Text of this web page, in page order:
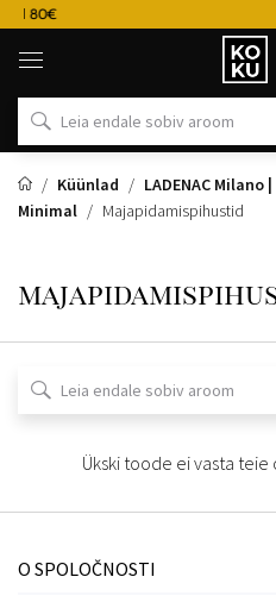
parfüümid
kellad
ühes
Küünlad
LADENAC
Minimal
Majapidamispihustid
Ükski toode ei vasta
O SPOLOČNOSTI